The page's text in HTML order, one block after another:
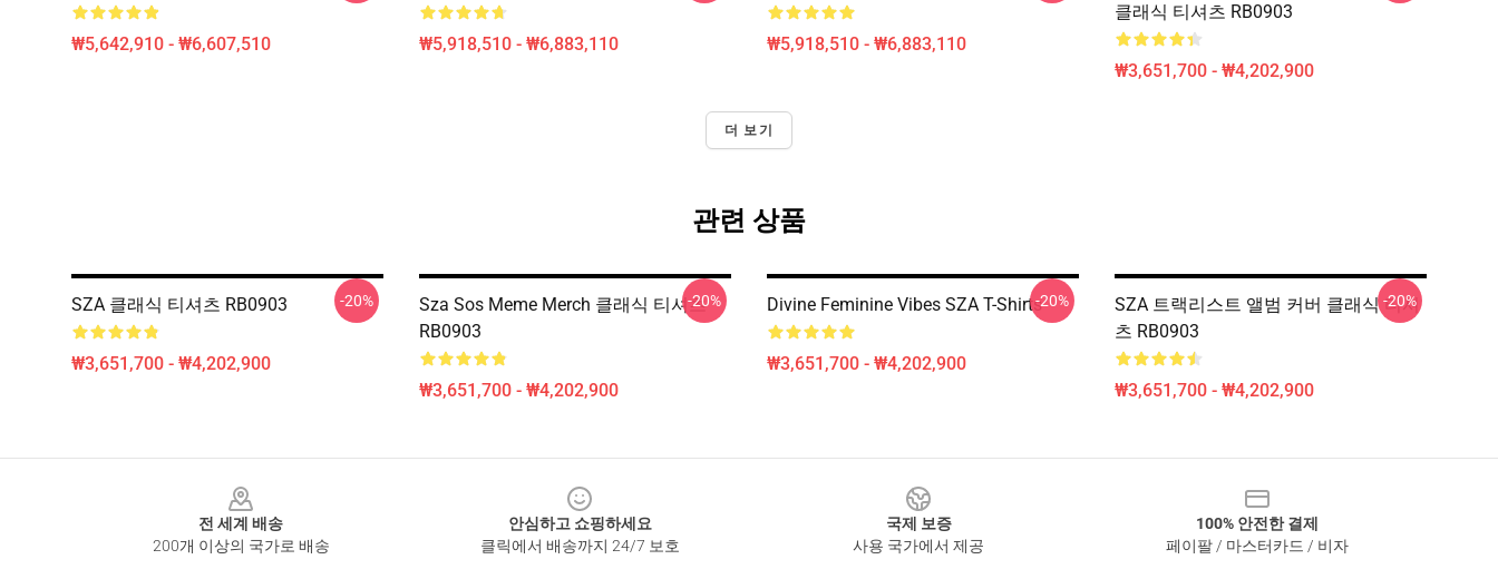
₩5,642,910 - ₩6,607,510 ₩5,918,510 - ₩6,883,110 ₩5,918,510 - ₩6,883,110
클래식 티셔츠 RB0903
₩3,651,700 - ₩4,202,900
더 보기
관련 상품
SZA 클래식 티셔츠 RB0903
₩3,651,700 - ₩4,202,900
-20%
Sza Sos Meme Merch 클래식 티셔츠
RB0903
₩3,651,700 - ₩4,202,900
-20% Divine Feminine Vibes SZA T-Shirts
₩3,651,700 - ₩4,202,900
-20%
SZA 트랙리스트 앨범 커버 클래식 티셔
츠 RB0903
₩3,651,700 - ₩4,202,900
-20%
전 세계 배송
200개 이상의 국가로 배송
안심하고 쇼핑하세요
클릭에서 배송까지 24/7 보호
국제 보증
사용 국가에서 제공
100% 안전한 결제
페이팔 / 마스터카드 / 비자